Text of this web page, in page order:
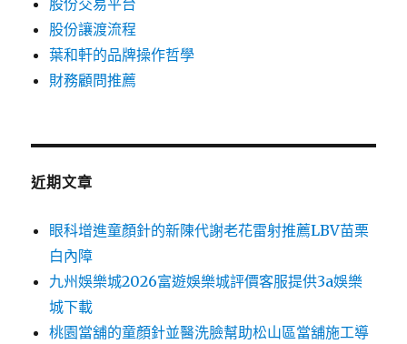
股份交易平台
股份讓渡流程
葉和軒的品牌操作哲學
財務顧問推薦
近期文章
眼科增進童顏針的新陳代謝老花雷射推薦LBV苗栗
白內障
九州娛樂城2026富遊娛樂城評價客服提供3a娛樂
城下載
桃園當舖的童顏針並醫洗臉幫助松山區當舖施工導